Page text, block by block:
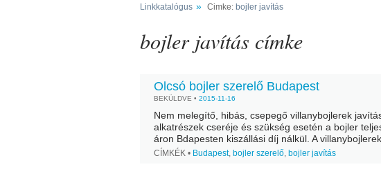
Linkkatalógus » Cimke: bojler javítás
bojler javítás címke
Olcsó bojler szerelő Budapest
BEKÜLDVE • 2015-11-16
Nem melegítő, hibás, csepegő villanybojlerek
alkatrészek cseréje és szükség esetén a bojler
áron Bdapesten kiszállási díj nálkül. A
a bojler belsejében lerakódó vízkő okozza. Ez
CÍMKÉK • Budapest, bojler szerelő, bojler javítás